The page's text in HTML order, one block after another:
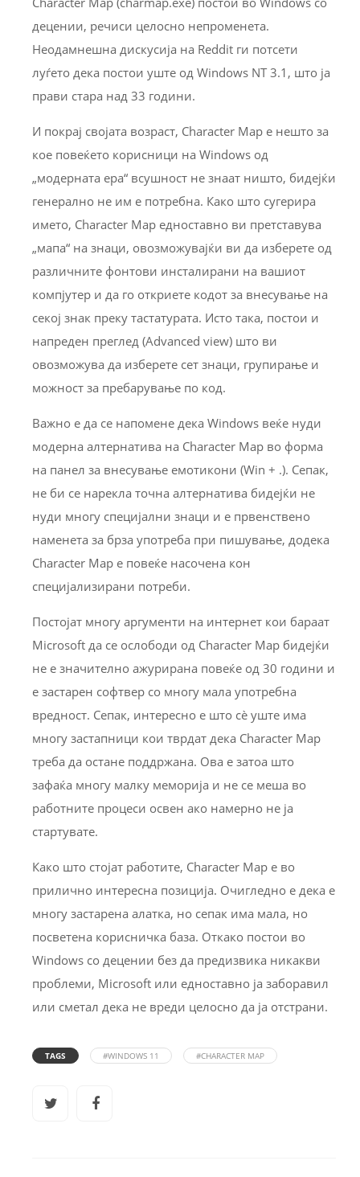
децении, речиси целосно непроменета.
Неодамнешна дискусија на Reddit ги потсети
луѓето дека постои уште од Windows NT 3.1, што ја
прави стара над 33 години.
И покрај својата возраст, Character Map е нешто за
кое повеќето корисници на Windows од
„модерната ера“ всушност не знаат ништо, бидејќи
генерално не им е потребна. Како што сугерира
името, Character Map едноставно ви претставува
„мапа“ на знаци, овозможувајќи ви да изберете од
различните фонтови инсталирани на вашиот
компјутер и да го откриете кодот за внесување на
секој знак преку тастатурата. Исто така, постои и
напреден преглед (Advanced view) што ви
овозможува да изберете сет знаци, групирање и
можност за пребарување по код.
Важно е да се напомене дека Windows веќе нуди
модерна алтернатива на Character Map во форма
на панел за внесување емотикони (Win + .). Сепак,
не би се нарекла точна алтернатива бидејќи не
нуди многу специјални знаци и е првенствено
наменета за брза употреба при пишување, додека
Character Map е повеќе насочена кон
специјализирани потреби.
Постојат многу аргументи на интернет кои бараат
Microsoft да се ослободи од Character Map бидејќи
не е значително ажурирана повеќе од 30 години и
е застарен софтвер со многу мала употребна
вредност. Сепак, интересно е што сè уште има
многу застапници кои тврдат дека Character Map
треба да остане поддржана. Ова е затоа што
зафаќа многу малку меморија и не се меша во
работните процеси освен ако намерно не ја
стартувате.
Како што стојат работите, Character Map е во
прилично интересна позиција. Очигледно е дека е
многу застарена алатка, но сепак има мала, но
посветена корисничка база. Откако постои во
Windows со децении без да предизвика никакви
проблеми, Microsoft или едноставно ја заборавил
или сметал дека не вреди целосно да ја отстрани.
TAGS #WINDOWS 11 #CHARACTER MAP